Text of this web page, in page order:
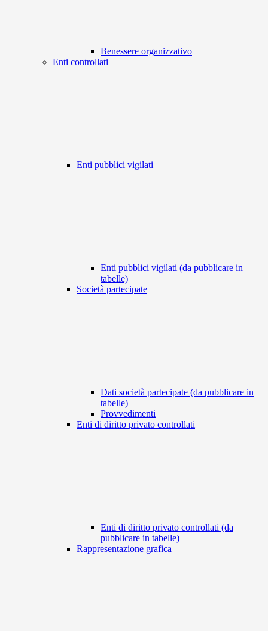
Benessere organizzativo
Enti controllati
Enti pubblici vigilati
Enti pubblici vigilati (da pubblicare in
tabelle)
Società partecipate
Dati società partecipate (da pubblicare in
tabelle)
Provvedimenti
Enti di diritto privato controllati
Enti di diritto privato controllati (da
pubblicare in tabelle)
Rappresentazione grafica